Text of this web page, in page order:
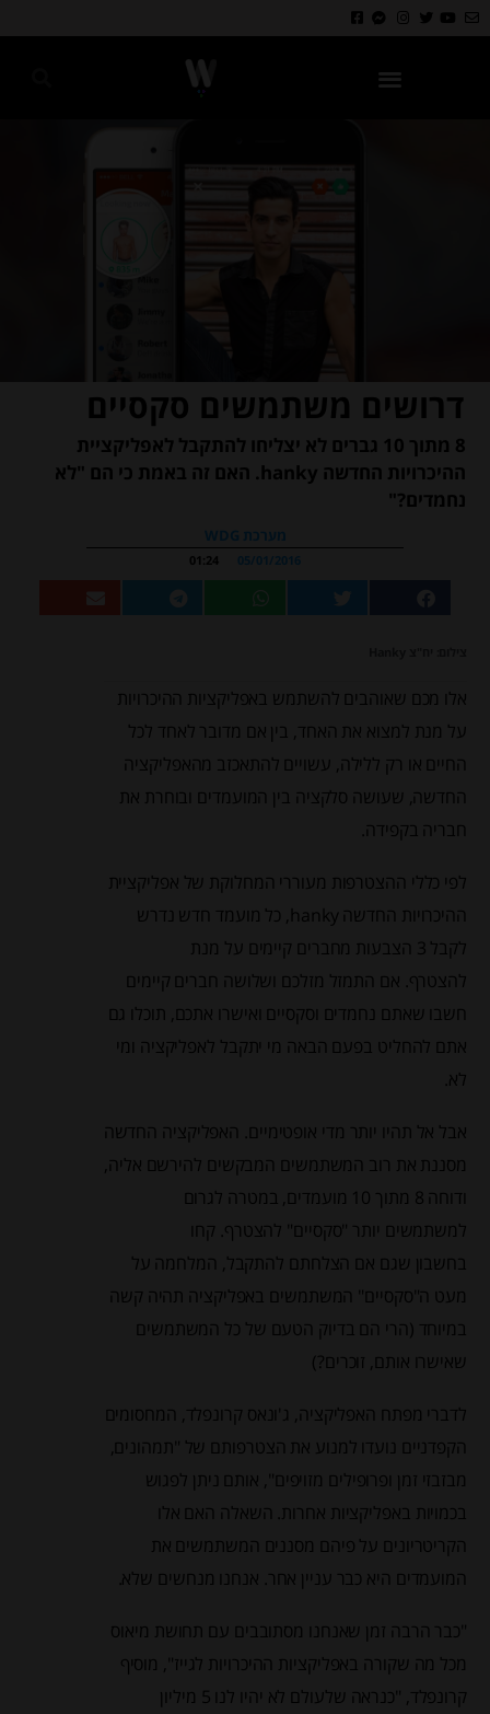
דרושים משתמשים סקסיים
8 מתוך 10 גברים לא יצליחו להתקבל לאפליקציית
ההיכרויות החדשה hanky. האם זה באמת כי הם "לא
נחמדים?"
מערכת WDG
05/01/2016
01:24
אלו מכם שאוהבים להשתמש באפליקציות ההיכרויות
על מנת למצוא את האחד, בין אם מדובר לאחד לכל
החיים או רק ללילה, עשויים להתאכזב מהאפליקציה
החדשה, שעושה סלקציה בין המועמדים ובוחרת את
חבריה בקפידה.
לפי כללי ההצטרפות מעוררי המחלוקת של אפליקציית
ההיכרויות החדשה hanky, כל מועמד חדש נדרש
לקבל 3 הצבעות מחברים קיימים על מנת
להצטרף. אם התמזל מזלכם ושלושה חברים קיימים
חשבו שאתם נחמדים וסקסיים ואישרו אתכם, תוכלו גם
אתם להחליט בפעם הבאה מי יתקבל לאפליקציה ומי
לא.
אבל אל תהיו יותר מדי אופטימיים. האפליקציה החדשה
מסננת את רוב המשתמשים המבקשים להירשם אליה,
ודוחה 8 מתוך 10 מועמדים, במטרה לגרום
למשתמשים יותר "סקסיים" להצטרף. קחו
בחשבון שגם אם הצלחתם להתקבל, המלחמה על
מעט ה"סקסיים" המשתמשים באפליקציה תהיה קשה
במיוחד (הרי הם בדיוק הטעם של כל המשתמשים
שאישרו אותם, זוכרים?)
לדברי מפתח האפליקציה, ג'ונאס קרונפלד, המחסומים
הקפדניים נועדו למנוע את הצטרפותם של "תמהונים,
מבזבזי זמן ופרופילים מזויפים", אותם ניתן לפגוש
בכמויות באפליקציות אחרות. השאלה האם אלו
הקריטריונים על פיהם מסננים המשתמשים את
המועמדים היא כבר עניין אחר. אנחנו מנחשים שלא.
"כבר הרבה זמן שאנחנו מסתובבים עם תחושת מיאוס
מכל מה שקורה באפליקציות ההיכרויות לגייז", מוסיף
קרונפלד, "כנראה שלעולם לא יהיו לנו 5 מיליון